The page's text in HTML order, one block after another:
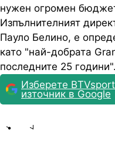
нужен огромен
Изпълнителният
Пауло Белино, е
като "най-добрата
последните 25 години".
Изберете
източник в Google